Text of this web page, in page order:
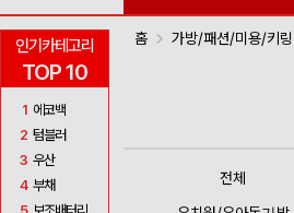
인기카테고리
TOP 10
1 에코백
2 텀블러
3 우산
4 부채
홈 가방/패션/미용/키링
전체